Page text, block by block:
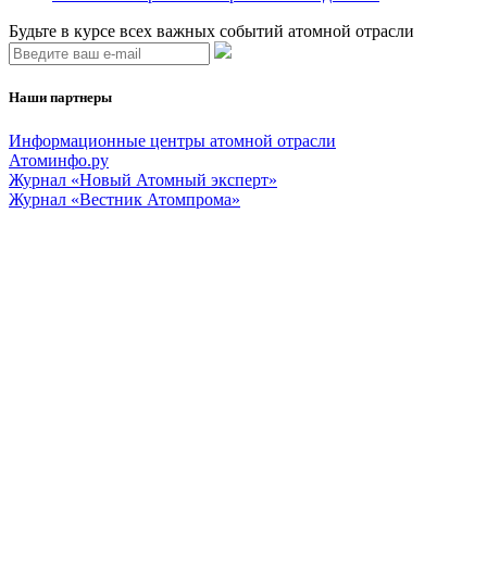
Будьте в курсе всех важных событий атомной отрасли
Наши партнеры
Информационные центры атомной отрасли
Атоминфо.ру
Журнал «Новый Атомный эксперт»
Журнал «Вестник Атомпрома»